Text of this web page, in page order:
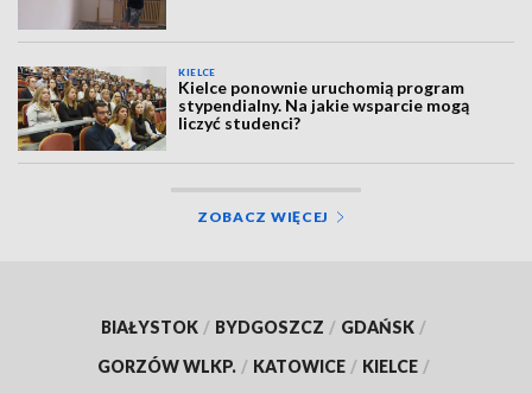
KIELCE
Kielce ponownie uruchomią program
stypendialny. Na jakie wsparcie mogą
liczyć studenci?
ZOBACZ WIĘCEJ
BIAŁYSTOK / BYDGOSZCZ / GDAŃSK /
GORZÓW WLKP. / KATOWICE / KIELCE /